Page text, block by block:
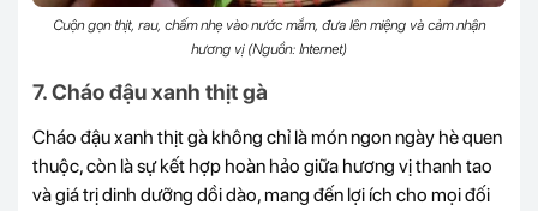
Cuộn gọn thịt, rau, chấm nhẹ vào nước mắm, đưa lên miệng và cảm nhận
hương vị (Nguồn: Internet)
7. Cháo đậu xanh thịt gà
Cháo đậu xanh thịt gà không chỉ là món ngon ngày hè quen
thuộc, còn là sự kết hợp hoàn hảo giữa hương vị thanh tao
và giá trị dinh dưỡng dồi dào, mang đến lợi ích cho mọi đối